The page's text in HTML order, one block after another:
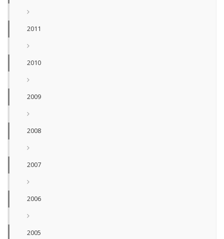
2011
2010
2009
2008
2007
2006
2005